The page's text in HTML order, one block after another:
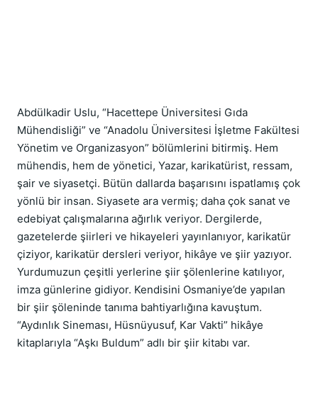
Abdülkadir Uslu, “Hacettepe Üniversitesi Gıda
Mühendisliği” ve “Anadolu Üniversitesi İşletme Fakültesi
Yönetim ve Organizasyon” bölümlerini bitirmiş. Hem
mühendis, hem de yönetici, Yazar, karikatürist, ressam,
şair ve siyasetçi. Bütün dallarda başarısını ispatlamış çok
yönlü bir insan. Siyasete ara vermiş; daha çok sanat ve
edebiyat çalışmalarına ağırlık veriyor. Dergilerde,
gazetelerde şiirleri ve hikayeleri yayınlanıyor, karikatür
çiziyor, karikatür dersleri veriyor, hikâye ve şiir yazıyor.
Yurdumuzun çeşitli yerlerine şiir şölenlerine katılıyor,
imza günlerine gidiyor. Kendisini Osmaniye’de yapılan
bir şiir şöleninde tanıma bahtiyarlığına kavuştum.
“Aydınlık Sineması, Hüsnüyusuf, Kar Vakti” hikâye
kitaplarıyla “Aşkı Buldum” adlı bir şiir kitabı var.